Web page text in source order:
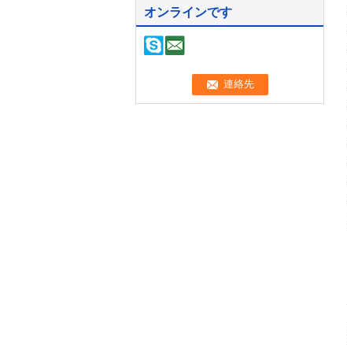
オンラインです